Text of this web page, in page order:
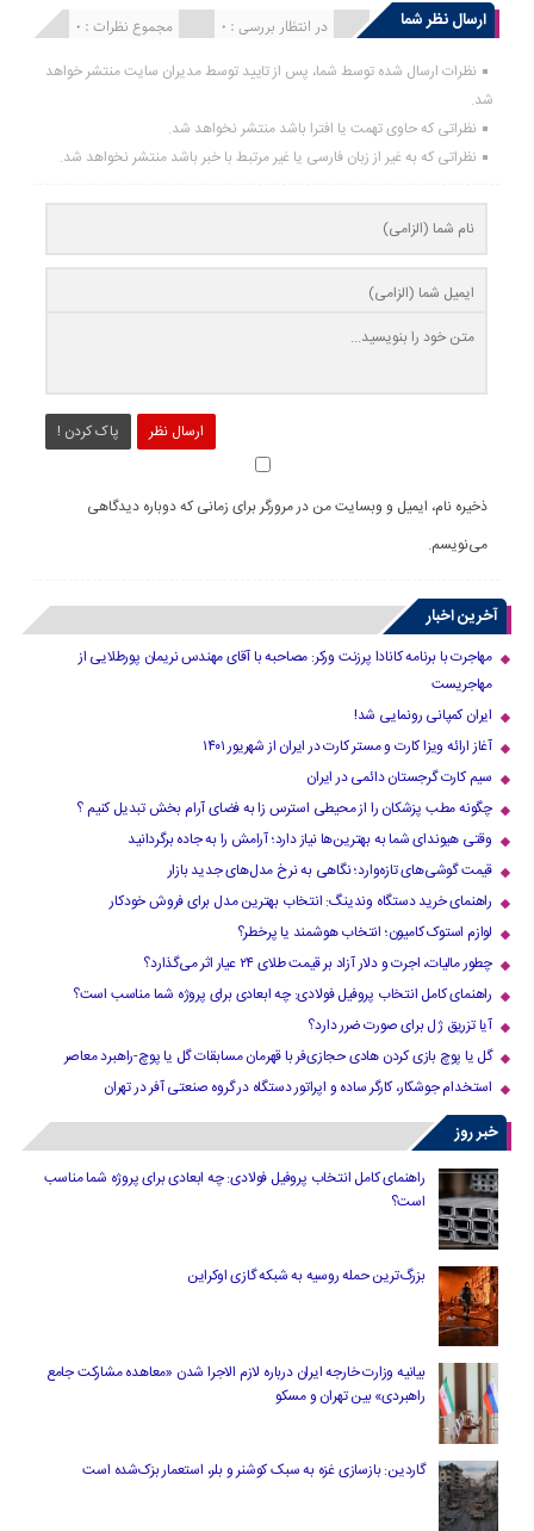
ارسال نظر شما مجموع نظرات : 0 در انتظار بررسی : 0 انتشار یافته : 0
نظرات ارسال شده توسط شما، پس از تایید توسط مدیران سایت منتشر خواهد
شد.
نظراتی که حاوی تهمت یا افترا باشد منتشر نخواهد شد.
نظراتی که به غیر از زبان فارسی یا غیر مرتبط با خبر باشد منتشر نخواهد شد.
ارسال نظر پاک کردن !
ذخیره نام، ایمیل و وبسایت من در مرورگر برای زمانی که دوباره دیدگاهی
می‌نویسم.
آخرین اخبار
مهاجرت با برنامه کانادا پرزنت ورکر: مصاحبه با آقای مهندس نریمان پورطلایی از
مهاجریست
ایران کمپانی رونمایی شد!
آغاز ارائه ویزا کارت و مستر کارت در ایران از شهریور ۱۴۰۱
سیم کارت گرجستان دائمی در ایران
چگونه مطب پزشکان را از محیطی استرس زا به فضای آرام بخش تبدیل کنیم ؟
وقتی هیوندای شما به بهترین‌ها نیاز دارد؛ آرامش را به جاده برگردانید
قیمت گوشی‌های تازه‌وارد؛ نگاهی به نرخ مدل‌های جدید بازار
راهنمای خرید دستگاه وندینگ: انتخاب بهترین مدل برای فروش خودکار
لوازم استوک کامیون؛ انتخاب هوشمند یا پرخطر؟
چطور مالیات، اجرت و دلار آزاد بر قیمت طلای ۲۴ عیار اثر می‌گذارد؟
راهنمای کامل انتخاب پروفیل فولادی: چه ابعادی برای پروژه شما مناسب است؟
آیا تزریق ژل برای صورت ضرر دارد​؟
گل یا پوچ بازی کردن هادی حجازی‌فر با قهرمان مسابقات گل یا پوچ-راهبرد معاصر
استخدام جوشکار، کارگر ساده و اپراتور دستگاه در گروه صنعتی آفر در تهران
خبر روز
راهنمای کامل انتخاب پروفیل فولادی: چه ابعادی برای پروژه شما مناسب
است؟
بزرگ‌ترین حمله روسیه به شبکه گازی اوکراین
بیانیه وزارت خارجه ایران درباره لازم‌ الاجرا شدن «معاهده مشارکت جامع
راهبردی» بین تهران و مسکو
گاردین: بازسازی غزه به سبک کوشنر و بلر، استعمار بزک‌شده است